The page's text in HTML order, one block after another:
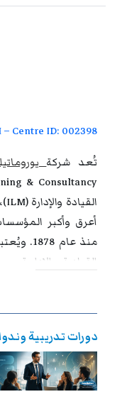
بنجاح، يحصل
تتمتع بالاعتراف
استراتيجية
التطوير المهني،
– Centre ID: 002398
تُعد شركة
أعرق وأكبر
القيادية
برامج تدريبية
تمكين المشاركين من
تساعدهم على
دورات تدريبية